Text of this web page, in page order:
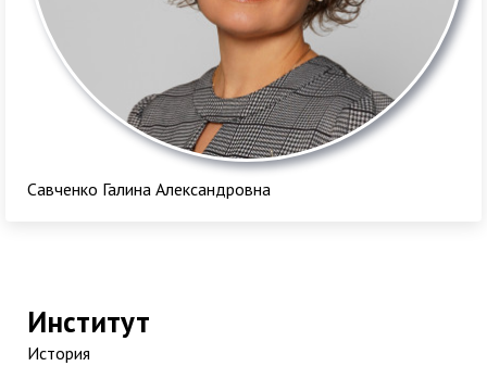
Савченко Галина Александровна
Институт
История